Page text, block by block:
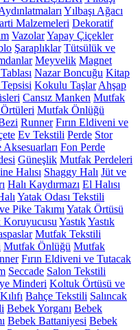
Yılbaşı Ağacı
Malzemeleri Dekoratif
VazolarYapay Çiçekler
Şaraplıklar Tütsülük ve
Meyvelik Magnet
Nazar Boncuğu Kitap
Kokulu Taşlar Ahşap
Cansız Manken Mutfak
Mutfak Önlüğü
Runner Fırın Eldiveni ve
Ev Tekstili Perde Stor
Aksesuarları Fon Perde
Güneşlik Mutfak Perdeleri
Halısı Shaggy Halı Jüt ve
Halı Kaydırmazı El Halısı
Yatak Odası Tekstili
Pike Takımı Yatak Örtüsü
YastıkYastık
Mutfak Tekstili
Mutfak Önlüğü Mutfak
Fırın Eldiveni ve Tutacak
Seccade Salon Tekstili
Minderi Koltuk Örtüsü ve
Bahçe Tekstili Salıncak
Bebek Yorganı Bebek
Bebek Battaniyesi Bebek